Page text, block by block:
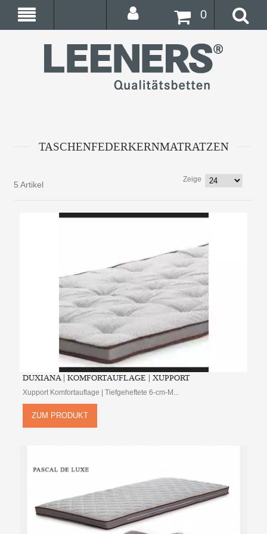
0
TASCHENFEDERKERNMATRATZEN
5 Artikel
Zeige
DUXIANA | KOMFORTAUFLAGE | XUPPORT
Xupport Komfortauflage | Tiefgeheftete 6-cm-M...
ZUM PRODUKT